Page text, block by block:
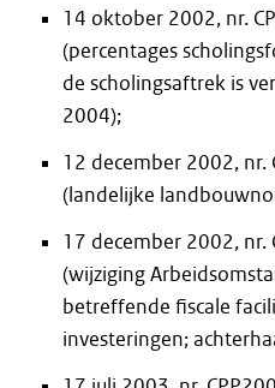
14 oktober 2002, nr.
(percentages
de scholingsaftrek is
2004);
12 december 2002,
(landelijke
17 december 2002,
(wijziging
betreffende fiscale
investeringen;